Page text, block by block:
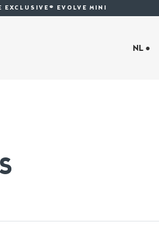
EXCLUSIVE® EVOLVE MINI
NL ●